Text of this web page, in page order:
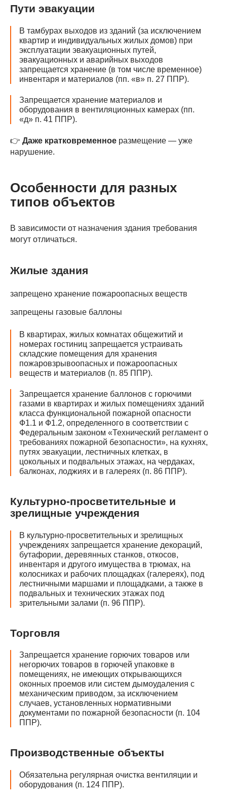
Пути эвакуации
В тамбурах выходов из зданий (за исключением
квартир и индивидуальных жилых домов) при
эксплуатации эвакуационных путей,
эвакуационных и аварийных выходов
запрещается хранение (в том числе временное)
инвентаря и материалов (пп. «в» п. 27 ППР).
Запрещается хранение материалов и
оборудования в вентиляционных камерах (пп.
«д» п. 41 ППР).
👉 Даже кратковременное размещение — уже
нарушение.
Особенности для разных
типов объектов
В зависимости от назначения здания требования
могут отличаться.
Жилые здания
запрещено хранение пожароопасных веществ
запрещены газовые баллоны
В квартирах, жилых комнатах общежитий и
номерах гостиниц запрещается устраивать
складские помещения для хранения
пожаровзрывоопасных и пожароопасных
веществ и материалов (п. 85 ППР).
Запрещается хранение баллонов с горючими
газами в квартирах и жилых помещениях зданий
класса функциональной пожарной опасности
Ф1.1 и Ф1.2, определенного в соответствии с
Федеральным законом «Технический регламент о
требованиях пожарной безопасности», на кухнях,
путях эвакуации, лестничных клетках, в
цокольных и подвальных этажах, на чердаках,
балконах, лоджиях и в галереях (п. 86 ППР).
Культурно-просветительные и
зрелищные учреждения
В культурно-просветительных и зрелищных
учреждениях запрещается хранение декораций,
бутафории, деревянных станков, откосов,
инвентаря и другого имущества в трюмах, на
колосниках и рабочих площадках (галереях), под
лестничными маршами и площадками, а также в
подвальных и технических этажах под
зрительными залами (п. 96 ППР).
Торговля
Запрещается хранение горючих товаров или
негорючих товаров в горючей упаковке в
помещениях, не имеющих открывающихся
оконных проемов или систем дымоудаления с
механическим приводом, за исключением
случаев, установленных нормативными
документами по пожарной безопасности (п. 104
ППР).
Производственные объекты
Обязательна регулярная очистка вентиляции и
оборудования (п. 124 ППР).